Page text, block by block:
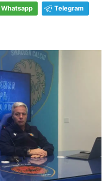
Whatsapp Telegram